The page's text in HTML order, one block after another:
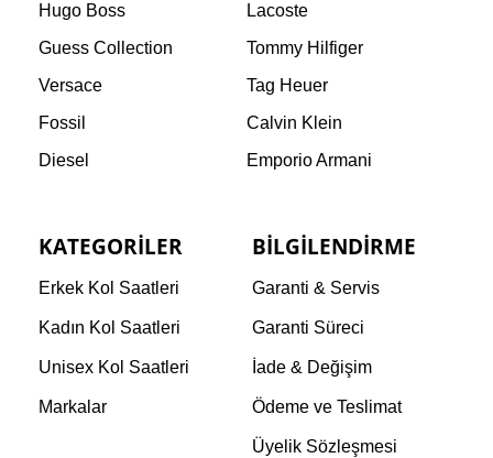
Hugo Boss
Lacoste
Guess Collection
Tommy Hilfiger
Versace
Tag Heuer
Fossil
Calvin Klein
Diesel
Emporio Armani
KATEGORILER
Erkek Kol Saatleri
Kadın Kol Saatleri
Unisex Kol Saatleri
Markalar
BILGILENDIRME
Garanti & Servis
Garanti Süreci
İade & Değişim
Ödeme ve Teslimat
Üyelik Sözleşmesi